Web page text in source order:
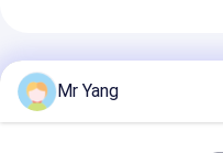
추천된 제품
Mr Yang